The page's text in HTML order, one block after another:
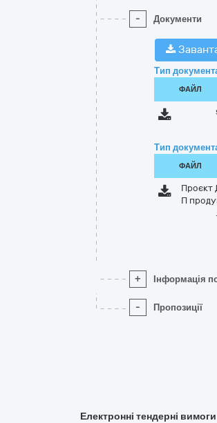
- Документи
Тип
ФАЙЛ
Тип
ФАЙЛ
Проєкт
П
+ Інформація
- Пропозиції
Електронні тендерні вимоги